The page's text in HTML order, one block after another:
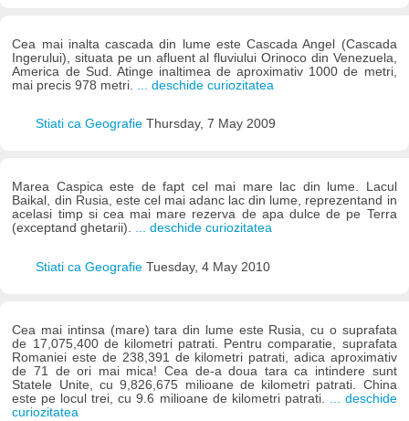
Cea mai inalta cascada din lume este Cascada Angel (Cascada
Ingerului), situata pe un afluent al fluviului Orinoco din Venezuela,
America de Sud. Atinge inaltimea de aproximativ 1000 de metri,
mai precis 978 metri.
... deschide curiozitatea
Stiati ca Geografie Thursday, 7 May 2009
Marea Caspica este de fapt cel mai mare lac din lume. Lacul
Baikal, din Rusia, este cel mai adanc lac din lume, reprezentand in
acelasi timp si cea mai mare rezerva de apa dulce de pe Terra
(exceptand ghetarii). ... deschide curiozitatea
Stiati ca Geografie Tuesday, 4 May 2010
Cea mai intinsa (mare) tara din lume este Rusia, cu o suprafata
de 17,075,400 de kilometri patrati. Pentru comparatie, suprafata
Romaniei este de 238,391 de kilometri patrati, adica aproximativ
de 71 de ori mai mica! Cea de-a doua tara ca intindere sunt
Statele Unite, cu 9,826,675 milioane de kilometri patrati. China
este pe locul trei, cu 9.6 milioane de kilometri patrati. ... deschide
curiozitatea